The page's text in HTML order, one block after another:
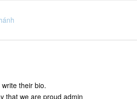
their bio.
that we are proud admin